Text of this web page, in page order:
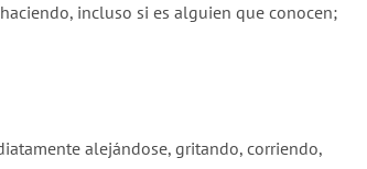
incluso si es alguien que conocen;
alejándose, gritando, corriendo,